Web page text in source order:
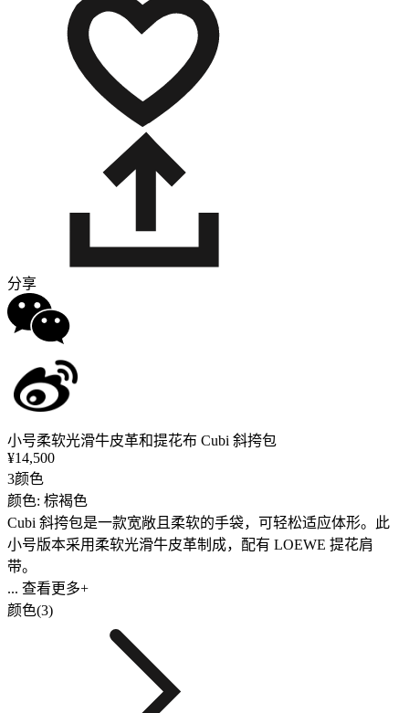
分享
小号柔软光滑牛皮革和提花布 Cubi 斜挎包
¥14,500
3颜色
颜色: 棕褐色
Cubi 斜挎包是一款宽敞且柔软的手袋，可轻松适应体形。此
小号版本采用柔软光滑牛皮革制成，配有 LOEWE 提花肩
带。
... 查看更多+
颜色(3)